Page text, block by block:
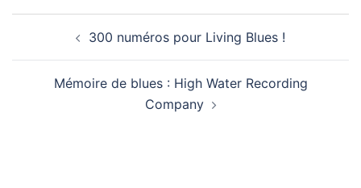
d’article 300 numéros pour Living Blues !
Mémoire de blues : High Water Recording
Company